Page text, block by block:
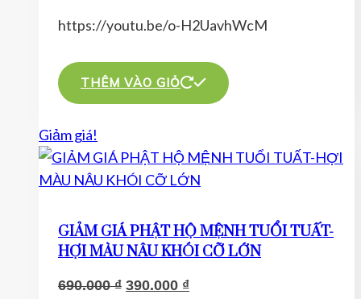
https://youtu.be/o-H2UavhWcM
THÊM VÀO GIỎ
Giảm giá!
GIẢM GIÁ PHẬT HỘ MỆNH TUỔI TUẤT-
HỢI MÀU NÂU KHÓI CỠ LỚN
690.000₫ Giá
390.000 ₫Giá